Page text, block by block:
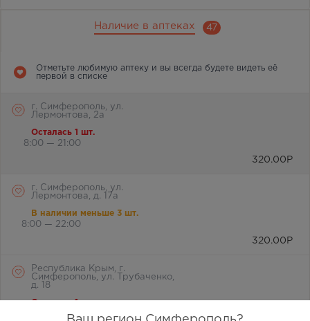
Наличие в аптеках 47
Отметьте любимую аптеку и вы всегда будете видеть её
первой в списке
г. Симферополь, ул.
Лермонтова, 2а
Осталась 1 шт.
8:00 — 21:00
320.00 Р
г. Симферополь, ул.
Лермонтова, д. 17а
В наличии меньше 3 шт.
8:00 — 22:00
320.00 Р
Республика Крым, г.
Симферополь, ул. Трубаченко,
д. 18
Осталась 1 шт.
8:00 — 21:00